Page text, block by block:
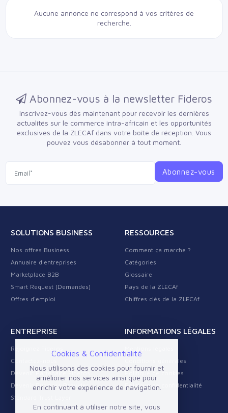
Aucune annonce ne correspond à vos critères de
recherche.
Abonnez-vous à la newsletter Fideros
Inscrivez-vous dès maintenant pour recevoir les dernières
actualités sur le commerce intra-africain et les opportunités
exclusives de la ZLECAf dans votre boîte de réception. Vous
pouvez vous désabonner à tout moment.
Abonnez-vous
SOLUTIONS BUSINESS
Nos offres Business
Annuaire d'entreprises
Marketplace B2B
Smart Request (Demandes)
Offres d'emploi
RESSOURCES
Comment ça marche ?
Catégories
Glossaire
Pays de la ZLECAf
Chiffres clés de la ZLECAf
ENTREPRISE
Rejoignez Fideros
Contactez-nous
Devenir Partenaire Fideros
Devenir Business Provider
Standard Trust Layer
INFORMATIONS LÉGALES
Conditions générales
Politique de cookies
Politique de confidentialité
Cookies & Confidentialité
Nous utilisons des cookies pour fournir et
améliorer nos services ainsi que pour
enrichir votre expérience de navigation.
En continuant à utiliser notre site, vous